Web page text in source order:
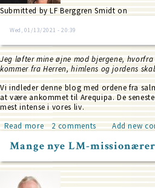
Submitted byLF Berggren Smidt on
Wed, 01/13/2021 - 20:39
Jeg løfter mine øjne mod bjergene,
kommer fra Herren, himlens og jordens
Vi indleder denne blog med ordene fra
at være ankommet til Arequipa. De
mest intense i vores liv.
Read moreabout
Gud
griber
ind
2 comments Add new
Mange nye LM-